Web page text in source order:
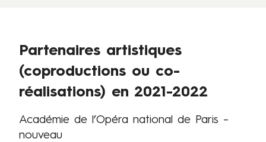
Partenaires artistiques
(coproductions ou co-
réalisations) en 2021-2022
Académie de l’Opéra national de Paris –
nouveau